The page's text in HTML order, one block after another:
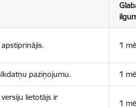
1
paziņojumu. 1
lietotājs ir
1